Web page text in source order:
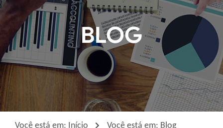
BLOG
Você está em: Início Você está em: Blog
Enviar